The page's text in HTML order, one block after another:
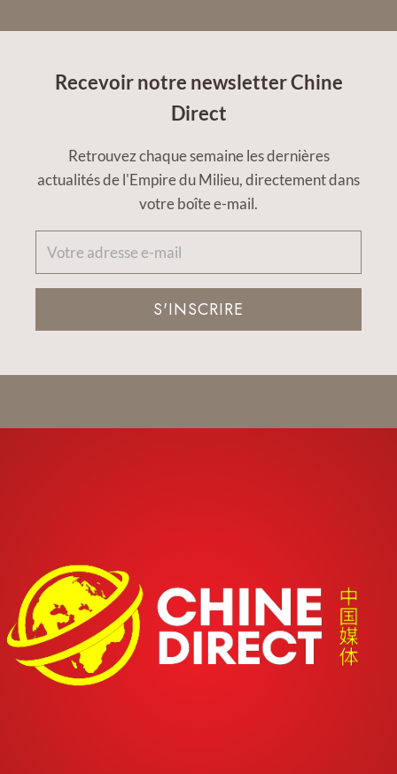
Recevoir notre newsletter Chine
Direct
Retrouvez chaque semaine les dernières
actualités de l'Empire du Milieu, directement dans
votre boîte e-mail.
S'INSCRIRE